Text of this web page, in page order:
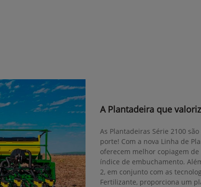
A Plantadeira que
As Plantadeiras Série 2100
porte! Com a nova Linha de
oferecem melhor copiagem
índice de embuchamento.
2, em conjunto com as
Fertilizante, proporciona um